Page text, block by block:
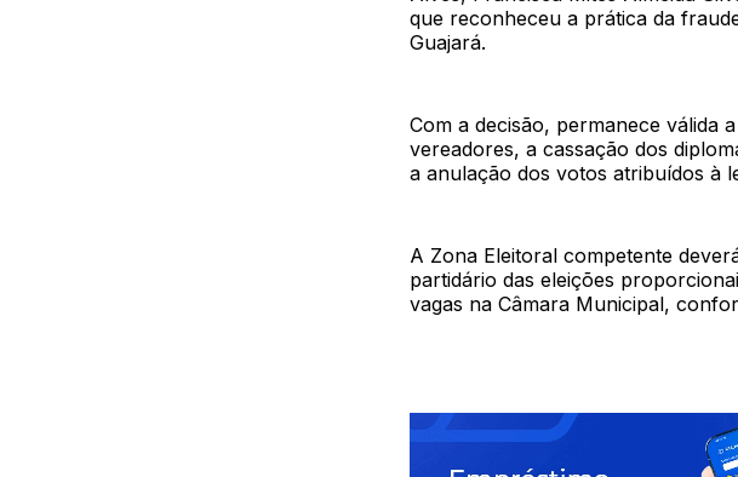
que reconheceu a prática da
Guajará.
Com a decisão, permanece válida
vereadores, a cassação dos
a anulação dos votos atribuídos à
A Zona Eleitoral competente
partidário das eleições
vagas na Câmara Municipal,